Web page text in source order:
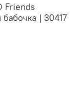
Friends
| 30417